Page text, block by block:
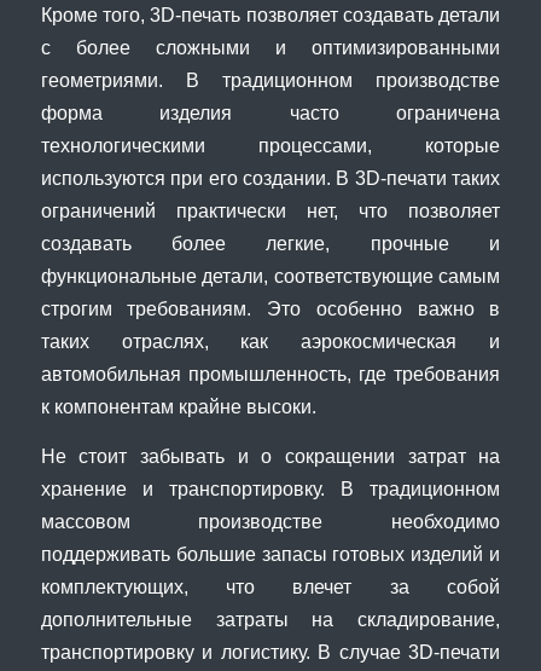
Кроме того, 3D-печать позволяет создавать детали
с более сложными и оптимизированными
геометриями. В традиционном производстве
форма изделия часто ограничена
технологическими процессами, которые
используются при его создании. В 3D-печати таких
ограничений практически нет, что позволяет
создавать более легкие, прочные и
функциональные детали, соответствующие самым
строгим требованиям. Это особенно важно в
таких отраслях, как аэрокосмическая и
автомобильная промышленность, где требования
к компонентам крайне высоки.
Не стоит забывать и о сокращении затрат на
хранение и транспортировку. В традиционном
массовом производстве необходимо
поддерживать большие запасы готовых изделий и
комплектующих, что влечет за собой
дополнительные затраты на складирование,
транспортировку и логистику. В случае 3D-печати